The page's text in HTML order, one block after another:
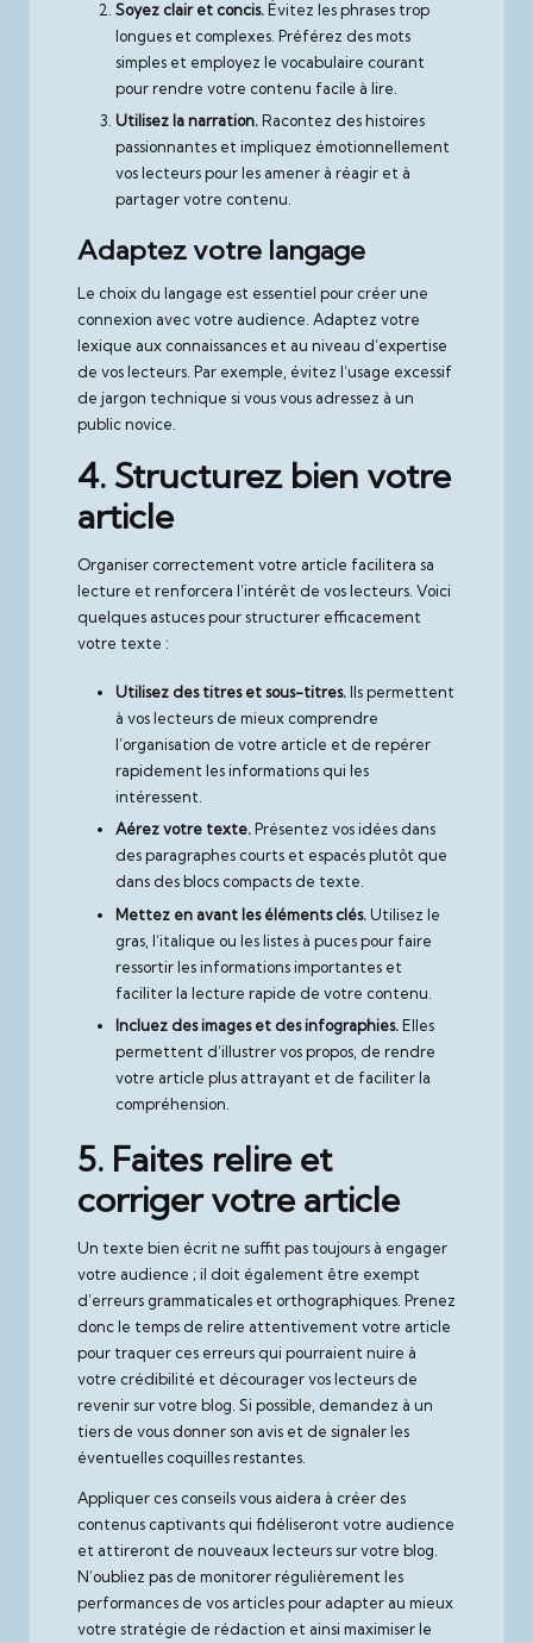
Soyez clair et concis.Évitez les phrases trop
longues et complexes. Préférez des mots
simples et employez le vocabulaire courant
pour rendre votre contenu facile à lire.
Utilisez la narration.Racontez des histoires
passionnantes et impliquez émotionnellement
vos lecteurs pour les amener à réagir et à
partager votre contenu.
Adaptez votre langage
Le choix du langage est essentiel pour créer une
connexion avec votre audience. Adaptez votre
lexique aux connaissances et au niveau d’expertise
de vos lecteurs. Par exemple, évitez l’usage excessif
de jargon technique si vous vous adressez à un
public novice.
4. Structurez bien votre
article
Organiser correctement votre article facilitera sa
lecture et renforcera l’intérêt de vos lecteurs. Voici
quelques astuces pour structurer efficacement
votre texte :
Utilisez des titres et sous-titres.Ils permettent
à vos lecteurs de mieux comprendre
l’organisation de votre article et de repérer
rapidement les informations qui les
intéressent.
Aérez votre texte.Présentez vos idées dans
des paragraphes courts et espacés plutôt que
dans des blocs compacts de texte.
Mettez en avant les éléments clés.Utilisez le
gras, l’italique ou les listes à puces pour faire
ressortir les informations importantes et
faciliter la lecture rapide de votre contenu.
Incluez des images et des infographies.Elles
permettent d’illustrer vos propos, de rendre
votre article plus attrayant et de faciliter la
compréhension.
5. Faites relire et
corriger votre article
Un texte bien écrit ne suffit pas toujours à engager
votre audience ; il doit également être exempt
d’erreurs grammaticales et orthographiques. Prenez
donc le temps de relire attentivement votre article
pour traquer ces erreurs qui pourraient nuire à
votre crédibilité et décourager vos lecteurs de
revenir sur votre blog. Si possible, demandez à un
tiers de vous donner son avis et de signaler les
éventuelles coquilles restantes.
Appliquer ces conseils vous aidera à créer des
contenus captivants qui fidéliseront votre audience
et attireront de nouveaux lecteurs sur votre blog.
N’oubliez pas de monitorer régulièrement les
performances de vos articles pour adapter au mieux
votre stratégie de rédaction et ainsi maximiser le